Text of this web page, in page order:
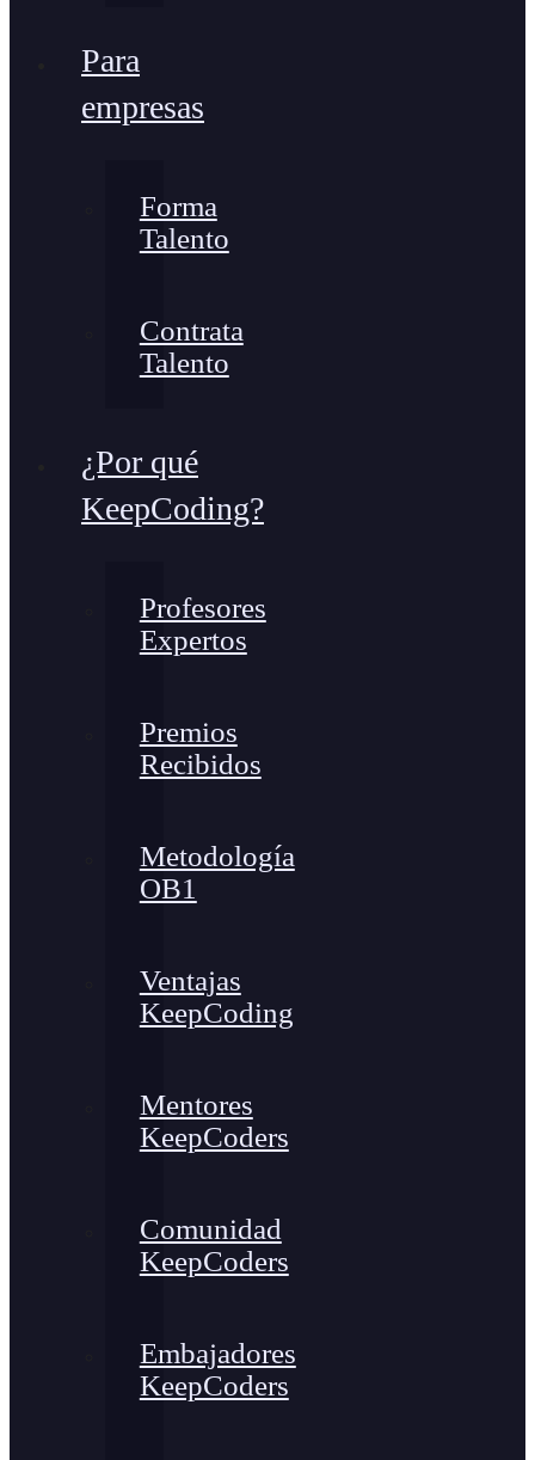
Para
empresas
Forma
Talento
Contrata
Talento
¿Por qué
KeepCoding?
Profesores
Expertos
Premios
Recibidos
Metodología
OB1
Ventajas
KeepCoding
Mentores
KeepCoders
Comunidad
KeepCoders
Embajadores
KeepCoders